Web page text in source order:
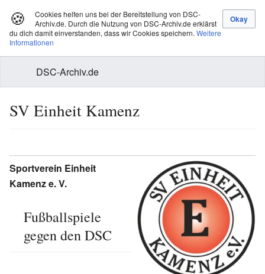
🍪
Cookies helfen uns bei der Bereitstellung von DSC-
Archiv.de. Durch die Nutzung von DSC-Archiv.de erklärst
du dich damit einverstanden, dass wir Cookies speichern. Weitere
Informationen
DSC-Archiv.de
SV Einheit Kamenz
Sportverein Einheit
Kamenz e. V.
Fußballspiele
gegen den DSC